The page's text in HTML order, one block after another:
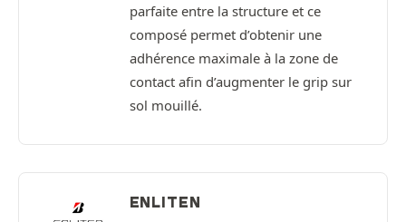
parfaite entre la structure et ce
composé permet d’obtenir une
adhérence maximale à la zone de
contact afin d’augmenter le grip sur
sol mouillé.
ENLITEN